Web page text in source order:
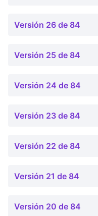
Versión 26 de 84
Versión 25 de 84
Versión 24 de 84
Versión 23 de 84
Versión 22 de 84
Versión 21 de 84
Versión 20 de 84